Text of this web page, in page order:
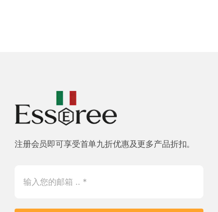
注册会员即可享受首单九折优惠及更多产品折扣。